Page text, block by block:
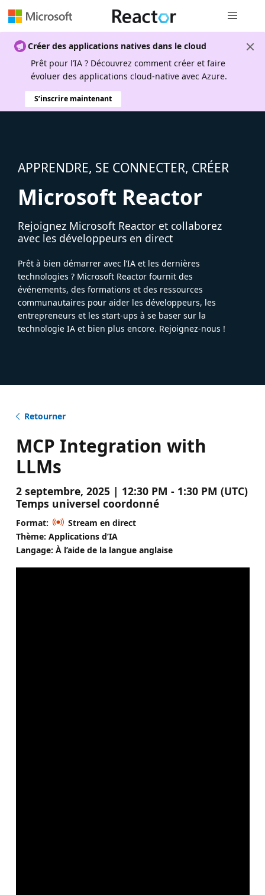
Créer des applications natives dans le cloud
Prêt pour l’IA ? Découvrez comment créer et faire
évoluer des applications cloud-native avec Azure.
S’inscrire maintenant
APPRENDRE, SE CONNECTER, CRÉER
Microsoft Reactor
Rejoignez Microsoft Reactor et collaborez
avec les développeurs en direct
Prêt à bien démarrer avec l’IA et les dernières
technologies ? Microsoft Reactor fournit des
événements, des formations et des ressources
communautaires pour aider les développeurs, les
entrepreneurs et les start-ups à se baser sur la
technologie IA et bien plus encore. Rejoignez-nous !
Retourner
MCP Integration with
LLMs
2 septembre, 2025 | 12:30 PM - 1:30 PM (UTC)
Temps universel coordonné
Format:
Stream en direct
Thème: Applications d’IA
Langage: À l’aide de la langue anglaise